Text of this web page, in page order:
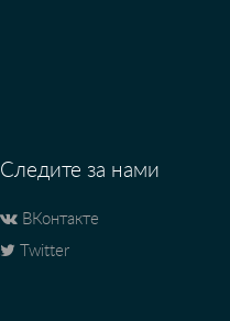
Следите за нами
ВКонтакте
Twitter